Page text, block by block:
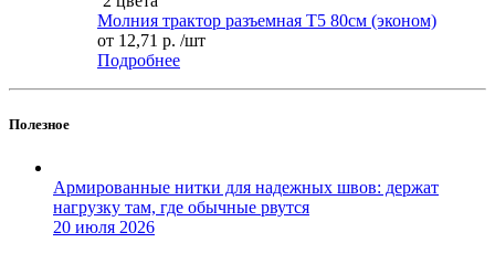
Молния трактор разъемная Т5 80см (эконом)
от 12,71 р. /шт
Подробнее
Полезное
Армированные нитки для надежных швов: держат
нагрузку там, где обычные рвутся
20 июля 2026